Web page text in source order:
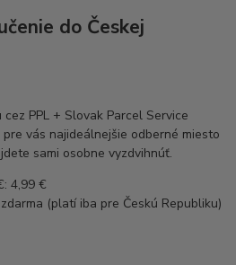
do Českej
PPL + Slovak Parcel Service
vás najideálnejšie odberné miesto
sami osobne vyzdvihnúť.
4,99 €
(platí iba pre Českú Republiku)